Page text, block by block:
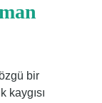
bir
kaygısı